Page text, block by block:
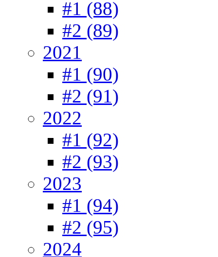
#1 (88)
#2 (89)
2021
#1 (90)
#2 (91)
2022
#1 (92)
#2 (93)
2023
#1 (94)
#2 (95)
2024